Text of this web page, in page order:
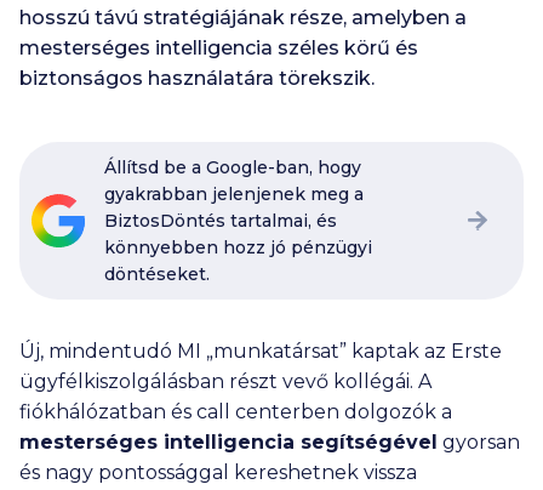
hosszú távú stratégiájának része, amelyben a
mesterséges intelligencia széles körű és
biztonságos használatára törekszik.
Állítsd be a Google-ban, hogy
gyakrabban jelenjenek meg a
BiztosDöntés tartalmai, és
könnyebben hozz jó pénzügyi
döntéseket.
Új, mindentudó MI „munkatársat” kaptak az Erste
ügyfélkiszolgálásban részt vevő kollégái. A
fiókhálózatban és call centerben dolgozók a
mesterséges intelligencia segítségével gyorsan
és nagy pontossággal kereshetnek vissza